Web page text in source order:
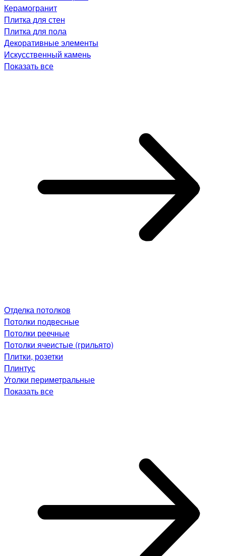
Керамогранит
Плитка для стен
Плитка для пола
Декоративные элементы
Искусственный камень
Показать все
Отделка потолков
Потолки подвесные
Потолки реечные
Потолки ячеистые (грильято)
Плитки, розетки
Плинтус
Уголки периметральные
Показать все